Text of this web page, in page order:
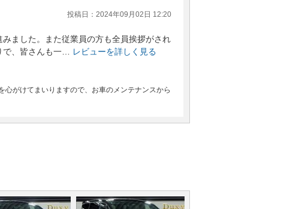
投稿日：2024年09月02日 12:20
ました。また従業員の方も全員挨拶がされ
、皆さんも一…
レビューを詳しく見る
がけてまいりますので、お車のメンテナンスから